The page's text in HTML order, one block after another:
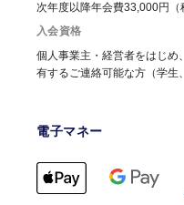
次年度以降年会費33,000円（
入会資格
個人事業主・経営者をはじめ
有するご連絡可能な方（学生
電子マネー